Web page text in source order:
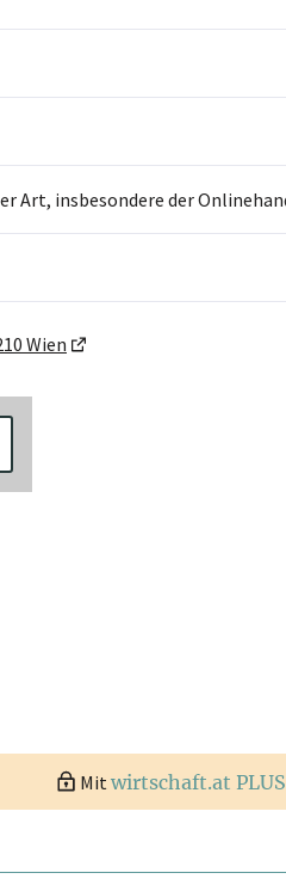
Art, insbesondere der
Wien
Mit wirtschaft.at PLUS